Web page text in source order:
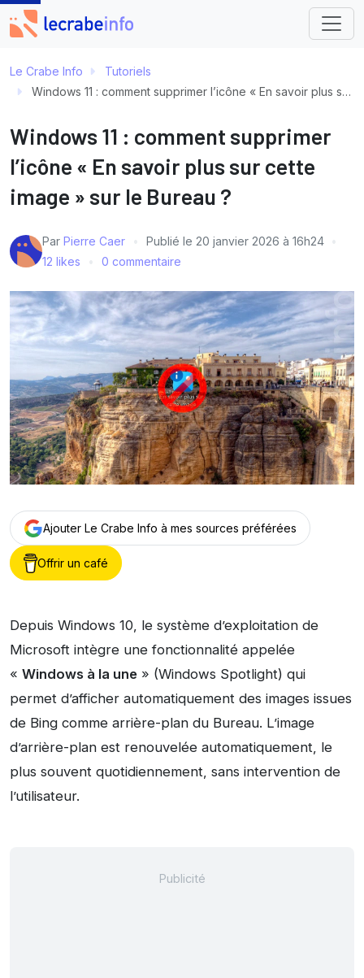
Le Crabe Info
Tutoriels
Windows 11 : comment supprimer l’icône « En savoir plus sur cette image » sur le Bureau ?
Windows 11 : comment supprimer
l’icône « En savoir plus sur cette
image » sur le Bureau ?
Par Pierre Caer Publié le 20 janvier 2026 à 16h24
12 likes
0 commentaire
Ajouter Le Crabe Info à mes sources préférées
Offrir un café
Depuis Windows 10, le système d’exploitation de
Microsoft intègre une fonctionnalité appelée
« Windows à la une » (Windows Spotlight) qui
permet d’afficher automatiquement des images issues
de Bing comme arrière-plan du Bureau. L’image
d’arrière-plan est renouvelée automatiquement, le
plus souvent quotidiennement, sans intervention de
l’utilisateur.